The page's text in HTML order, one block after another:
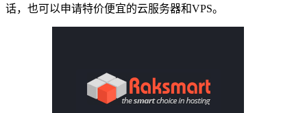
话，也可以申请特价便宜的云服务器和VPS。